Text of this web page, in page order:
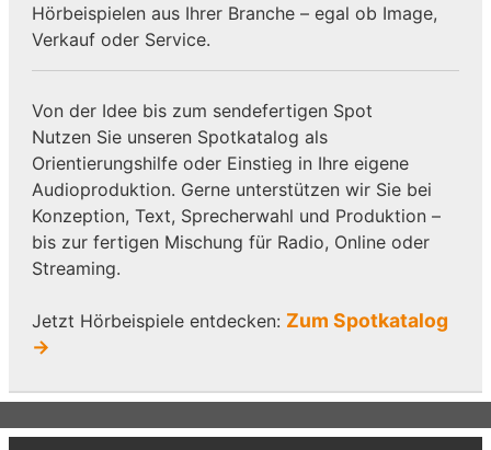
Hörbeispielen aus Ihrer Branche – egal ob Image,
Verkauf oder Service.
Von der Idee bis zum sendefertigen Spot
Nutzen Sie unseren Spotkatalog als
Orientierungshilfe oder Einstieg in Ihre eigene
Audioproduktion. Gerne unterstützen wir Sie bei
Konzeption, Text, Sprecherwahl und Produktion –
bis zur fertigen Mischung für Radio, Online oder
Streaming.
Jetzt Hörbeispiele entdecken: Zum Spotkatalog
→